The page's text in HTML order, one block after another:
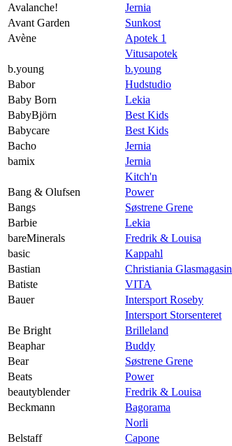
Avalanche!
Jernia
Avant Garden
Sunkost
Avène
Apotek 1
Vitusapotek
b.young
b.young
Babor
Hudstudio
Baby Born
Lekia
BabyBjörn
Best Kids
Babycare
Best Kids
Bacho
Jernia
bamix
Jernia
Kitch'n
Bang & Olufsen
Power
Bangs
Søstrene Grene
Barbie
Lekia
bareMinerals
Fredrik & Louisa
basic
Kappahl
Bastian
Christiania Glasmagasin
Batiste
VITA
Bauer
Intersport Roseby
Intersport Storsenteret
Be Bright
Brilleland
Beaphar
Buddy
Bear
Søstrene Grene
Beats
Power
beautyblender
Fredrik & Louisa
Beckmann
Bagorama
Norli
Belstaff
Capone